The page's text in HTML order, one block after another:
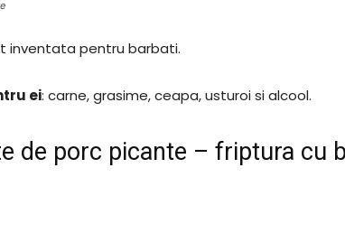
inventata pentru barbati.
ei: carne, grasime, ceapa, usturoi si alcool.
de porc picante – friptura cu